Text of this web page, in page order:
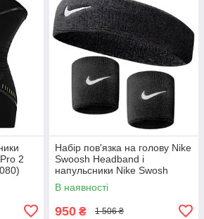
2
Набір пов'язка на голову Nike
Swoosh Headband і
напульсники Nike Swosh
Wristbands
(N.NN.07.010.OS.1)
В наявності
950 ₴ 1 506 ₴